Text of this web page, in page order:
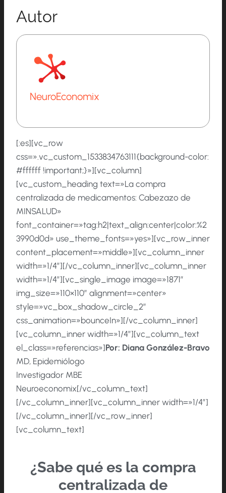
Autor
NeuroEconomix
[:es][vc_row
css=».vc_custom_1533834763111{background-color:
#ffffff !important;}»][vc_column]
[vc_custom_heading text=»La compra
centralizada de medicamentos: Cabezazo de
MINSALUD»
font_container=»tag:h2|text_align:center|color:%2
3990d0d» use_theme_fonts=»yes»][vc_row_inner
content_placement=»middle»][vc_column_inner
width=»1/4″][/vc_column_inner][vc_column_inner
width=»1/4″][vc_single_image image=»1871″
img_size=»110×110″ alignment=»center»
style=»vc_box_shadow_circle_2″
css_animation=»bounceIn»][/vc_column_inner]
[vc_column_inner width=»1/4″][vc_column_text
el_class=»referencias»]Por: Diana González-Bravo
MD, Epidemiólogo
Investigador MBE
Neuroeconomix[/vc_column_text]
[/vc_column_inner][vc_column_inner width=»1/4″]
[/vc_column_inner][/vc_row_inner]
[vc_column_text]
¿Sabe qué es la compra
centralizada de